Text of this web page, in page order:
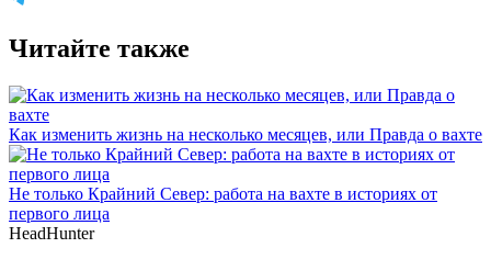
Читайте также
Как изменить жизнь на несколько месяцев, или Правда о вахте
Не только Крайний Север: работа на вахте в историях от
первого лица
HeadHunter